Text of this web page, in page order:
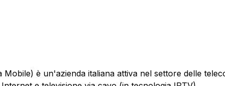
è un'azienda italiana attiva nel settore delle